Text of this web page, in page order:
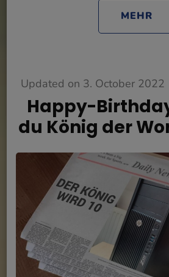
MEHR
Updated on 3. October 2022
Happy-
du König der